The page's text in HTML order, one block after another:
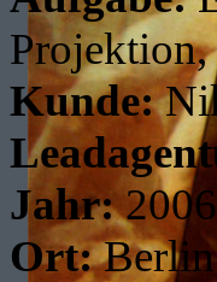
Projektion,
Kunde:
Jahr:2006
Ort: